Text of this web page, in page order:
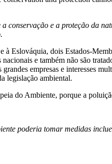
e a proteção da
Eslováquia, dois Estados-
e também não são
empresas e interesses
legislação ambiental.
do Ambiente, porque a
poderia tomar medidas